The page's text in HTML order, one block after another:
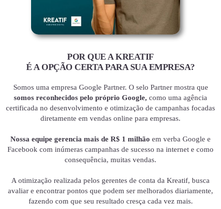
POR QUE A KREATIF
É A OPÇÃO CERTA PARA SUA EMPRESA?
Somos uma empresa Google Partner. O selo Partner mostra que
somos reconhecidos pelo próprio Google, como uma agência
certificada no desenvolvimento e otimização de campanhas focadas
diretamente em vendas online para empresas.
Nossa equipe gerencia mais de R$ 1 milhão em verba Google e
Facebook com inúmeras campanhas de sucesso na internet e como
consequência, muitas vendas.
A otimização realizada pelos gerentes de conta da Kreatif, busca
avaliar e encontrar pontos que podem ser melhorados diariamente,
fazendo com que seu resultado cresça cada vez mais.